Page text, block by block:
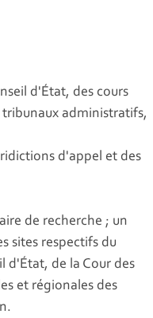
d'État, des cours
administratifs,
d'appel et des
de recherche ; un
sites respectifs du
d'État, de la Cour des
et régionales des